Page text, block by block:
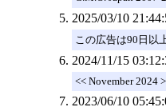
2025/03/10
この広告は90日以
2024/11/15
<< November 2024
2023/06/10